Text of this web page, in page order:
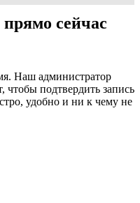
сейчас
Наш администратор
чтобы подтвердить запись
удобно и ни к чему не